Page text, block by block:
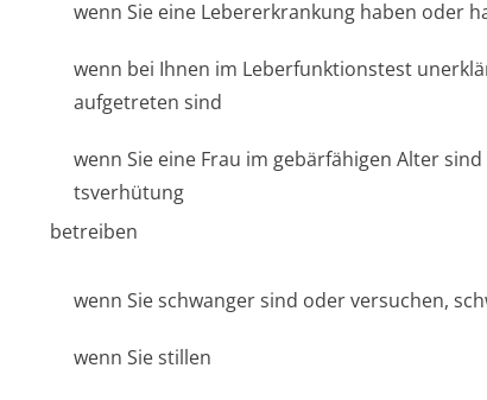
wenn Sie eine Lebererkrankung haben oder
wenn bei Ihnen im Leberfunktionstest
aufgetreten sind
wenn Sie eine Frau im gebärfähigen Alter
tsverhütung
betreiben
wenn Sie schwanger sind oder versuchen,
wenn Sie stillen